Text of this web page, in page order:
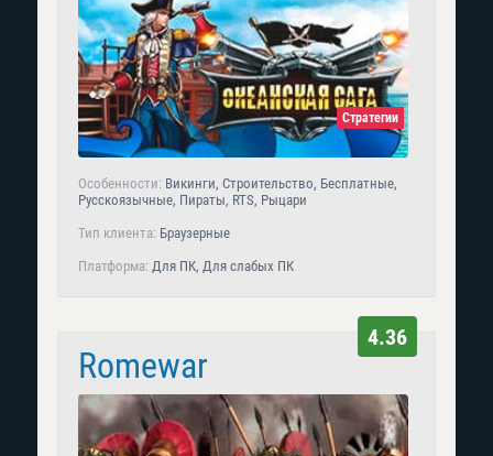
Стратегии
Особенности: Викинги, Строительство, Бесплатные,
Русскоязычные, Пираты, RTS, Рыцари
Тип клиента: Браузерные
Платформа: Для ПК, Для слабых ПК
Romewar
4.36